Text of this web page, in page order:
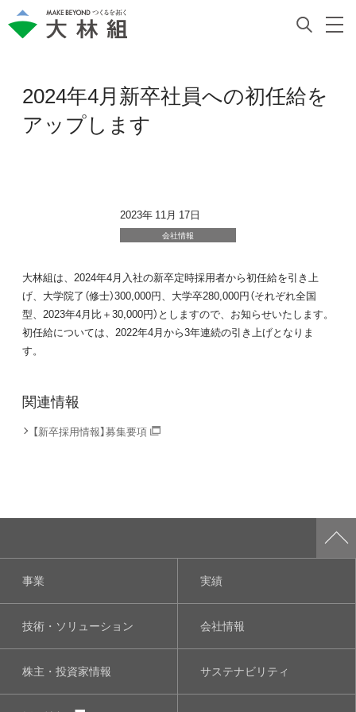
2024年4月新卒社員への初任給を
アップします
2023年 11月 17日
会社情報
大林組は、2024年4月入社の新卒定時採用者から初任給を引き上
げ、大学院了（修士）300,000円、大学卒280,000円（それぞれ全国
型、2023年4月比＋30,000円）としますので、お知らせいたします。
初任給については、2022年4月から3年連続の引き上げとなりま
す。
関連情報
【新卒採用情報】募集要項
事業 実績
技術・ソリューション 会社情報
株主・投資家情報 サステナビリティ